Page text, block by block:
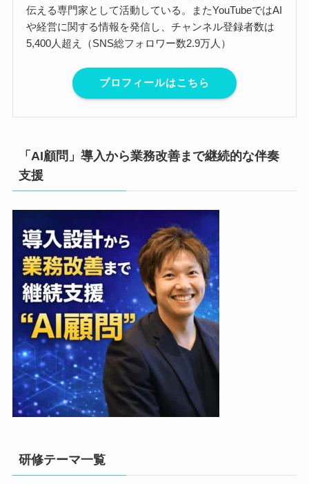
伝える専門家として活動している。またYouTubeではAI
や経営に関する情報を発信し、チャンネル登録者数は
5,400人超え（SNS総フォロワー数2.9万人）
プロフィールはこちら
「AI顧問」導入から業務改善まで継続的な伴奏
支援
研修テーマ一覧